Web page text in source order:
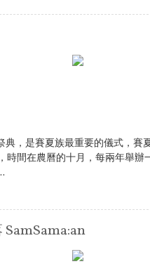
典，是賽夏族最重要的儀式，賽
時間在農曆的十月，每兩年舉辦